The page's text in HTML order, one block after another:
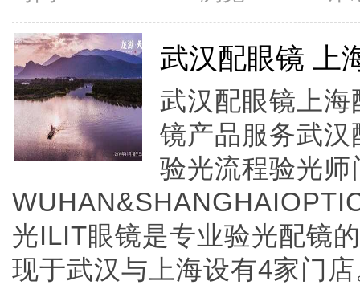
武汉配眼镜 上
武汉配眼镜上
镜产品服务武
验光流程验光
光ILIT眼镜是专业验光配镜
现于武汉与上海设有4家门